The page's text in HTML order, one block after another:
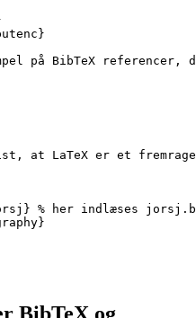
}
på BibTeX
at LaTeX er et
% her indlæses